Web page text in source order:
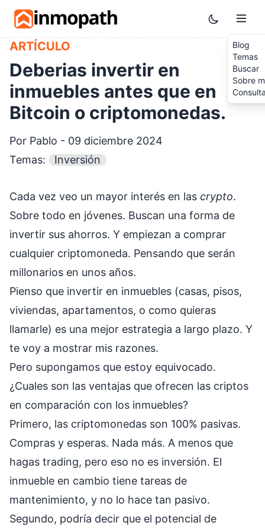
Skip to main content
Toggle
Blog
Temas
Buscar
Sobre
ARTÍCULO
Deberias invertir en
inmuebles antes que en
Bitcoin o criptomonedas.
Por Pablo - 09 diciembre 2024
Temas:
Inversión
Cada vez veo un mayor interés en las crypto.
Sobre todo en jóvenes. Buscan una forma de
invertir sus ahorros. Y empiezan a comprar
cualquier criptomoneda. Pensando que serán
millonarios en unos años.
Pienso que invertir en inmuebles (casas, pisos,
viviendas, apartamentos, o como quieras
llamarle) es una mejor estrategia a largo plazo. Y
te voy a mostrar mis razones.
Pero supongamos que estoy equivocado.
¿Cuales son las ventajas que ofrecen las criptos
en comparación con los inmuebles?
Primero, las criptomonedas son 100% pasivas.
Compras y esperas. Nada más. A menos que
hagas trading, pero eso no es inversión. El
inmueble en cambio tiene tareas de
mantenimiento, y no lo hace tan pasivo.
Segundo, podría decir que el potencial de